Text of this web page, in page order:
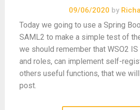
09/06/2020 by
Today we going to use a Spring
SAML2 to make a simple test of
we should remember that WSO2
and roles, can implement self-
others useful functions, that we
post.